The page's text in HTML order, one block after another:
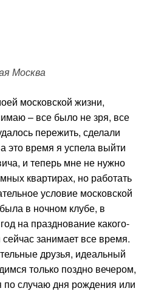
Москва
московской жизни,
– все было не зря, все
пережить, сделали
это время я успела выйти
и теперь мне не нужно
квартирах, но работать
условие московской
в ночном клубе, в
на празднование какого-
занимает все время.
друзья, идеальный
только поздно вечером,
по случаю дня рождения или